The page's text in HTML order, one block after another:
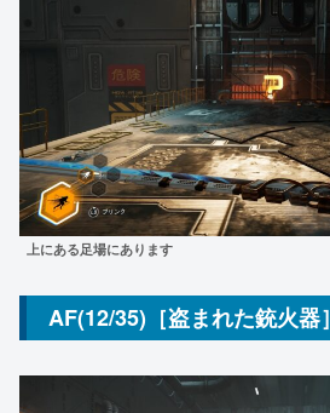
上にある足場にあります
AF(12/35)［盗まれた銃火器］